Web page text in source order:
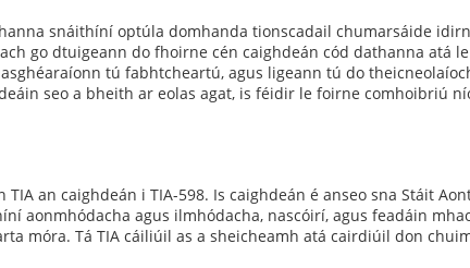
snáithíní optúla domhanda tionscadail chumarsáide
go dtuigeann do fhoirne cén caighdeán cód dathanna atá
tú fabhtcheartú, agus ligeann tú do
seo a bheith ar eolas agat, is féidir le foirne comhoibriú
TIA an caighdeán i TIA-598. Is caighdeán é anseo sna Stáit
aonmhódacha agus ilmhódacha, nascóirí, agus feadáin
móra. Tá TIA cáiliúil as a sheicheamh atá cairdiúil don